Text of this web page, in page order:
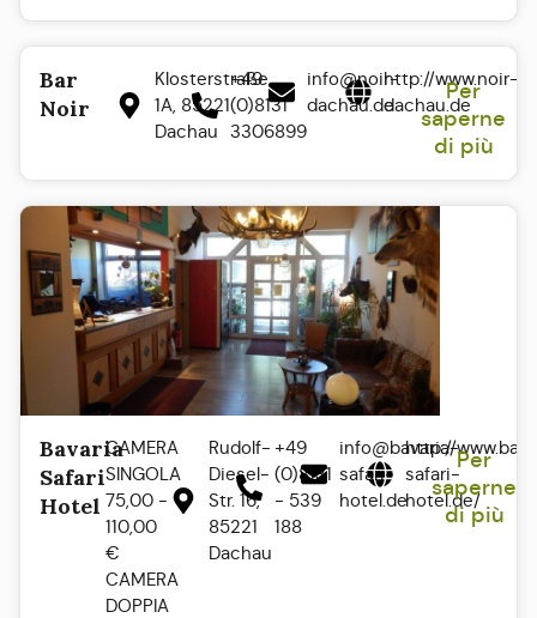
Bar
Noir
Klosterstraße
1A, 85221
Dachau
+49
(0)8131
3306899
info@noir-
dachau.de
http://www.noir-
dachau.de
Per
saperne
di più
Bavaria
Safari
Hotel
CAMERA
SINGOLA
75,00 -
110,00
€
CAMERA
DOPPIA
Rudolf-
Diesel-
Str. 16,
85221
Dachau
+49
(0)8131
- 539
188
info@bavaria-
safari-
hotel.de
http://
safari-
hotel.de/
Per
saperne
di più